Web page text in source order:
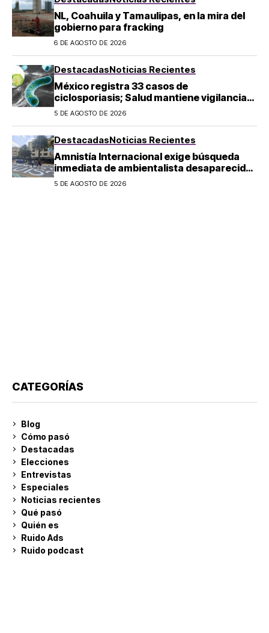
NL, Coahuila y Tamaulipas, en la mira del
gobierno para fracking
6 DE AGOSTO DE 2026
DestacadasNoticias Recientes
México registra 33 casos de
ciclosporiasis; Salud mantiene vigilancia
epidemiológica
5 DE AGOSTO DE 2026
DestacadasNoticias Recientes
Amnistía Internacional exige búsqueda
inmediata de ambientalista desaparecido
en Michoacán
5 DE AGOSTO DE 2026
CATEGORÍAS
Blog
Cómo pasó
Destacadas
Elecciones
Entrevistas
Especiales
Noticias recientes
Qué pasó
Quién es
Ruido Ads
Ruido podcast